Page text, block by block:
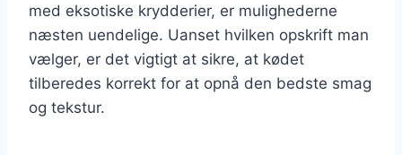
med eksotiske krydderier, er mulighederne
næsten uendelige. Uanset hvilken opskrift man
vælger, er det vigtigt at sikre, at kødet
tilberedes korrekt for at opnå den bedste smag
og tekstur.